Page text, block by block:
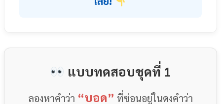
แบบทดสอบชุดที่ 1
ลองหาคำว่า “บอด” ที่ซ่อนอยู่ในดงคำว่า